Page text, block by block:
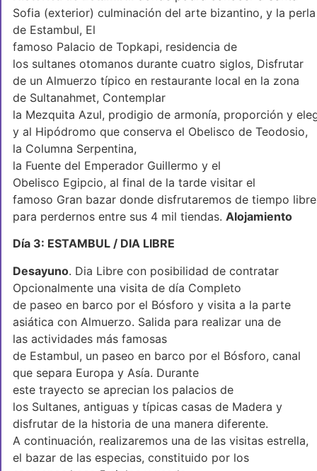
Sofia (exterior) culminación del arte bizantino, y la perla
de Estambul, El
famoso Palacio de Topkapi, residencia de
los sultanes otomanos durante cuatro siglos, Disfrutar
de un Almuerzo típico en restaurante local en la zona
de Sultanahmet, Contemplar
la Mezquita Azul, prodigio de armonía, proporción y
y al Hipódromo que conserva el Obelisco de Teodosio,
la Columna Serpentina,
la Fuente del Emperador Guillermo y el
Obelisco Egipcio, al final de la tarde visitar el
famoso Gran bazar donde disfrutaremos de tiempo libre
para perdernos entre sus 4 mil tiendas. Alojamiento
Día 3: ESTAMBUL / DIA LIBRE
Desayuno. Dia Libre con posibilidad de contratar
Opcionalmente una visita de día Completo
de paseo en barco por el Bósforo y visita a la parte
asiática con Almuerzo. Salida para realizar una de
las actividades más famosas
de Estambul, un paseo en barco por el Bósforo, canal
que separa Europa y Asía. Durante
este trayecto se aprecian los palacios de
los Sultanes, antiguas y típicas casas de Madera y
disfrutar de la historia de una manera diferente.
A continuación, realizaremos una de las visitas estrella,
el bazar de las especias, constituido por los